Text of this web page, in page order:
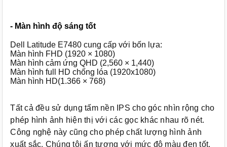
- Màn hình độ sáng tốt
Dell Latitude E7480 cung cấp với bốn lựa:
Màn hình FHD (1920 × 1080)
Màn hình cảm ứng QHD (2,560 × 1,440)
Màn hình full HD chống lóa (1920x1080)
Màn hình HD(1.366 × 768)
Tất cả đều sử dụng tấm nền IPS cho góc nhìn rộng cho
phép hình ảnh hiện thị với các gọc khác nhau rõ nét.
Công nghệ này cũng cho phép chất lượng hình ảnh
xuất sắc. Chúng tôi ấn tượng với mức độ màu đen tốt,